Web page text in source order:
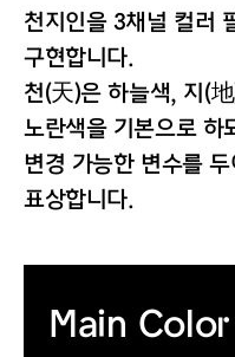
천지인을 3채널 컬러
구현합니다.
천(天)은 하늘색, 지(
노란색을 기본으로 하
변경 가능한 변수를
표상합니다.
Main Color